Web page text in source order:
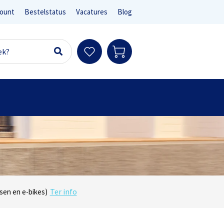
Bestelstatus Vacatures Blog
en e-bikes) Ter info